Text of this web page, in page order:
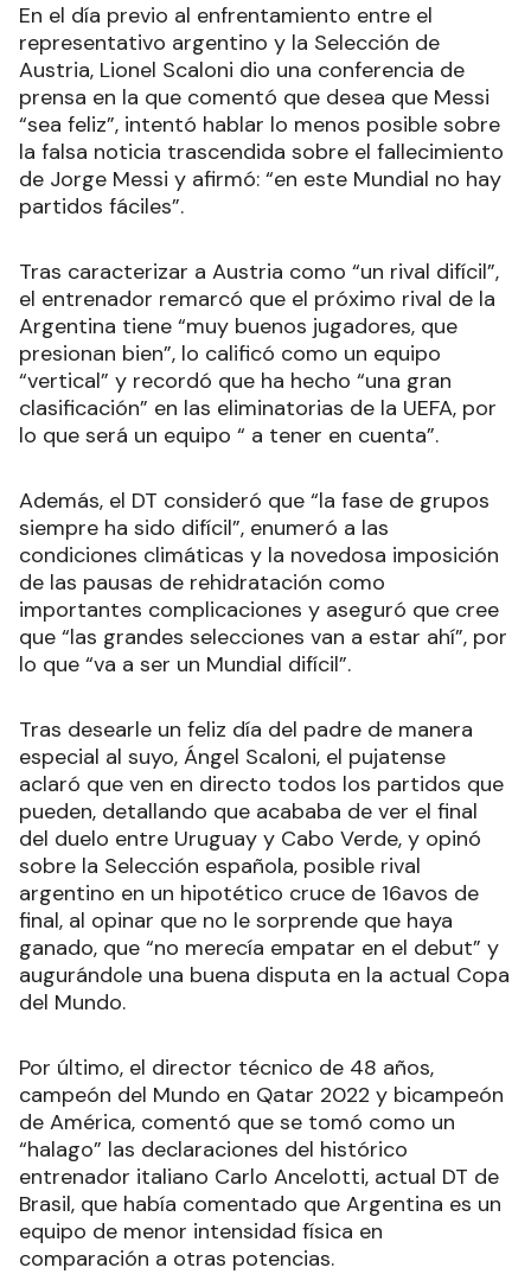
En el día previo al enfrentamiento entre el
representativo argentino y la Selección de
Austria, Lionel Scaloni dio una conferencia de
prensa en la que comentó que desea que Messi
“sea feliz”, intentó hablar lo menos posible sobre
la falsa noticia trascendida sobre el fallecimiento
de Jorge Messi y afirmó: “en este Mundial no hay
partidos fáciles”.
Tras caracterizar a Austria como “un rival difícil”,
el entrenador remarcó que el próximo rival de la
Argentina tiene “muy buenos jugadores, que
presionan bien”, lo calificó como un equipo
“vertical” y recordó que ha hecho “una gran
clasificación” en las eliminatorias de la UEFA, por
lo que será un equipo “ a tener en cuenta”.
Además, el DT consideró que “la fase de grupos
siempre ha sido difícil”, enumeró a las
condiciones climáticas y la novedosa imposición
de las pausas de rehidratación como
importantes complicaciones y aseguró que cree
que “las grandes selecciones van a estar ahí”, por
lo que “va a ser un Mundial difícil”.
Tras desearle un feliz día del padre de manera
especial al suyo, Ángel Scaloni, el pujatense
aclaró que ven en directo todos los partidos que
pueden, detallando que acababa de ver el final
del duelo entre Uruguay y Cabo Verde, y opinó
sobre la Selección española, posible rival
argentino en un hipotético cruce de 16avos de
final, al opinar que no le sorprende que haya
ganado, que “no merecía empatar en el debut” y
augurándole una buena disputa en la actual Copa
del Mundo.
Por último, el director técnico de 48 años,
campeón del Mundo en Qatar 2022 y bicampeón
de América, comentó que se tomó como un
“halago” las declaraciones del histórico
entrenador italiano Carlo Ancelotti, actual DT de
Brasil, que había comentado que Argentina es un
equipo de menor intensidad física en
comparación a otras potencias.